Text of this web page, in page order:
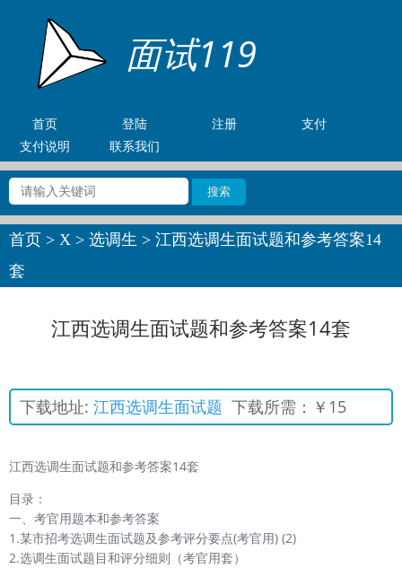
面试119
首页 登陆 注册
支付
支付说明
联系我们
首页 > X > 选调生 > 江西选调生面试题和参考答案14
套
江西选调生面试题和参考答案14套
下载地址: 江西选调生面试题 下载所需：￥15
江西选调生面试题和参考答案14套
目录：
一、考官用题本和参考答案
1.某市招考选调生面试题及参考评分要点(考官用) (2)
2.选调生面试题目和评分细则（考官用套）